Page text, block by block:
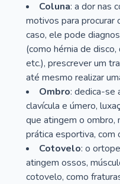
Coluna: a dor nas
motivos para
caso, ele pode
(como hérnia de
etc.), prescrever um
até mesmo realizar
Ombro: dedica-se
clavícula e úmero,
que atingem o ombro,
prática esportiva, com
Cotovelo: o
atingem ossos,
cotovelo, como